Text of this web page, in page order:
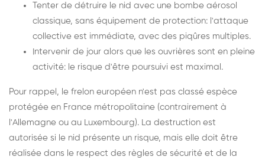
Tenter de détruire le nid avec une bombe aérosol
classique, sans équipement de protection: l'attaque
collective est immédiate, avec des piqûres multiples.
Intervenir de jour alors que les ouvrières sont en pleine
activité: le risque d'être poursuivi est maximal.
Pour rappel, le frelon européen n'est pas classé espèce
protégée en France métropolitaine (contrairement à
l'Allemagne ou au Luxembourg). La destruction est
autorisée si le nid présente un risque, mais elle doit être
réalisée dans le respect des règles de sécurité et de la